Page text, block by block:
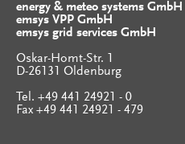
energy & meteo systems GmbH
emsys VPP GmbH
emsys grid services GmbH
Oskar-Homt-Str. 1
D-26131 Oldenburg
Tel. +49 441 24921 - 0
Fax +49 441 24921 - 479